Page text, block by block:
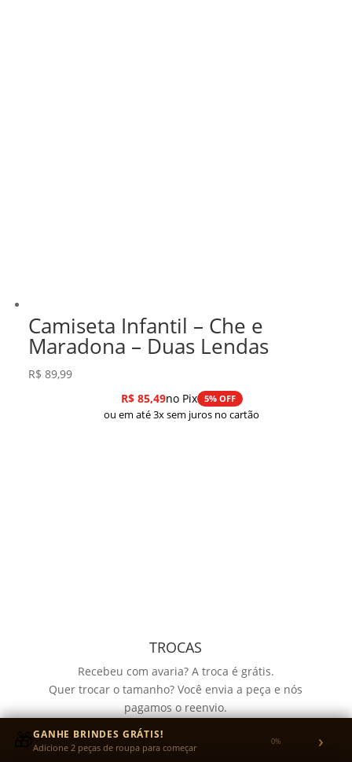
Camiseta Infantil – Che e
Maradona – Duas Lendas
R$ 89,99
R$85,49no Pix 5% OFF
ou em até 3x sem juros no cartão
TROCAS
Recebeu com avaria? A troca é grátis.
Quer trocar o tamanho? Você envia a peça e nós
pagamos o reenvio.
Garantia de 30 dias para defeitos de fabricação no
tecido ou na estampa.
🎁GANHE BRINDES GRÁTIS!
Adicione 2 peças de roupa para começar 0% ›